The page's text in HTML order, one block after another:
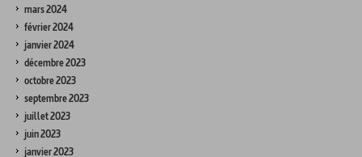
mars 2024
février 2024
janvier 2024
décembre 2023
octobre 2023
septembre 2023
juillet 2023
juin 2023
janvier 2023